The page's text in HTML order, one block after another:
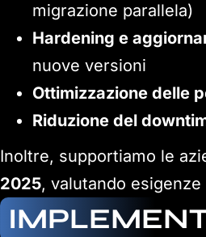
migrazione parallela)
Hardening e
nuove versioni
Ottimizzazione delle
Riduzione del
Inoltre, supportiamo le
2025, valutando